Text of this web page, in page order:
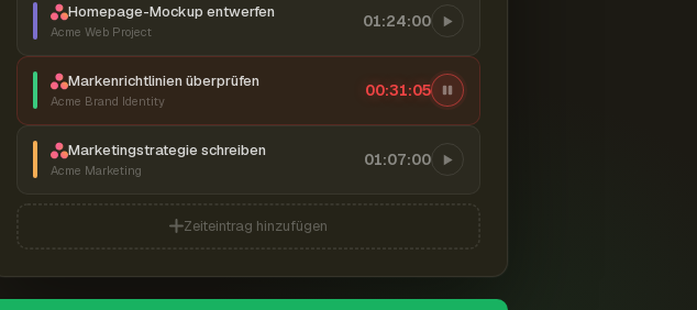
Homepage-Mockup entwerfen
Acme Web Project
01:24:00
Markenrichtlinien überprüfen
Acme Brand Identity
00:31:06
Marketingstrategie schreiben
Acme Marketing
01:07:00
Zeiteintrag hinzufügen